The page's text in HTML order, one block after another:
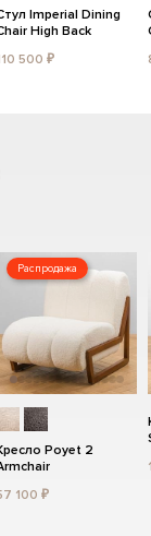
Imperial Dining
High Back
500 ₽
Распродажа
Poyet 2
100 ₽